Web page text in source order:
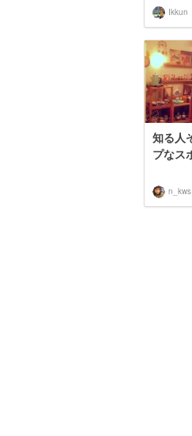
Ikkun
知る人
プなス
n_kws